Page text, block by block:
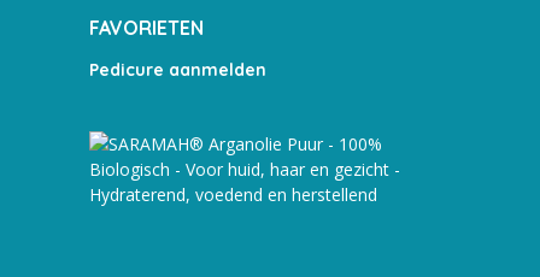
FAVORIETEN
Pedicure aanmelden